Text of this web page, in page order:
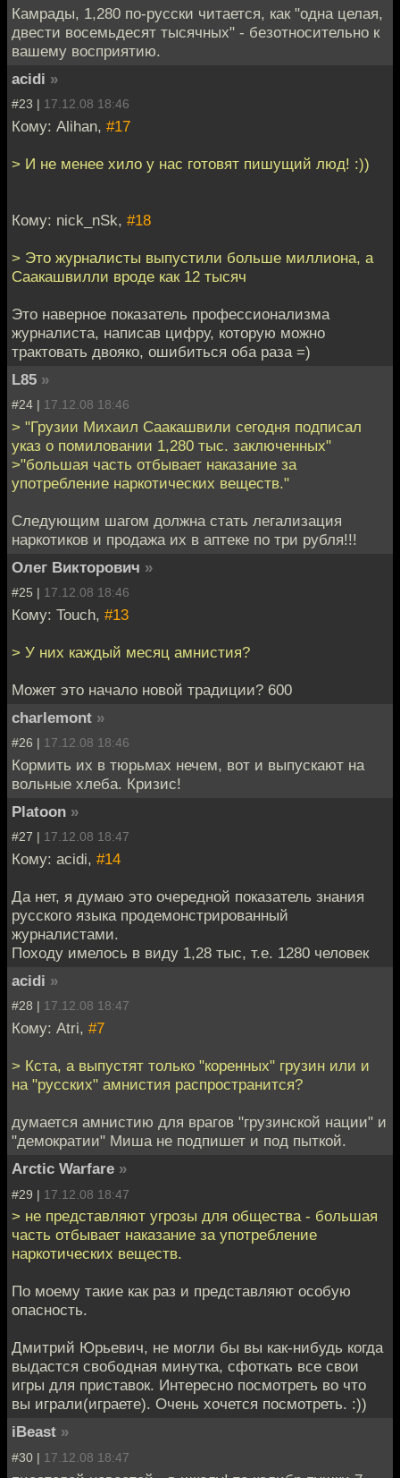
Камрады, 1,280 по-русски читается, как "одна целая,
двести восемьдесят тысячных" - безотносительно к
вашему восприятию.
acidi »
#23 | 17.12.08 18:46
Кому: Alihan, #17
> И не менее хило у нас готовят пишущий люд! :))
Кому: nick_nSk, #18
> Это журналисты выпустили больше миллиона, а
Саакашвилли вроде как 12 тысяч
Это наверное показатель профессионализма
журналиста, написав цифру, которую можно
трактовать двояко, ошибиться оба раза =)
L85 »
#24 | 17.12.08 18:46
> "Грузии Михаил Саакашвили сегодня подписал
указ о помиловании 1,280 тыс. заключенных"
>"большая часть отбывает наказание за
употребление наркотических веществ."
Следующим шагом должна стать легализация
наркотиков и продажа их в аптеке по три рубля!!!
Олег Викторович »
#25 | 17.12.08 18:46
Кому: Touch, #13
> У них каждый месяц амнистия?
Может это начало новой традиции? 600
charlemont »
#26 | 17.12.08 18:46
Кормить их в тюрьмах нечем, вот и выпускают на
вольные хлеба. Кризис!
Platoon »
#27 | 17.12.08 18:47
Кому: acidi, #14
Да нет, я думаю это очередной показатель знания
русского языка продемонстрированный
журналистами.
Походу имелось в виду 1,28 тыс, т.е. 1280 человек
acidi »
#28 | 17.12.08 18:47
Кому: Atri, #7
> Кста, а выпустят только "коренных" грузин или и
на "русских" амнистия распространится?
думается амнистию для врагов "грузинской нации" и
"демократии" Миша не подпишет и под пыткой.
Arctic Warfare »
#29 | 17.12.08 18:47
> не представляют угрозы для общества - большая
часть отбывает наказание за употребление
наркотических веществ.
По моему такие как раз и представляют особую
опасность.
Дмитрий Юрьевич, не могли бы вы как-нибудь когда
выдастся свободная минутка, сфоткать все свои
игры для приставок. Интересно посмотреть во что
вы играли(играете). Очень хочется посмотреть. :))
iBeast »
#30 | 17.12.08 18:47